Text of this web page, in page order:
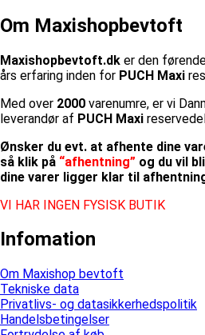
Om Maxishopbevtoft
Maxishopbevtoft.dk er den
års erfaring inden for PUCH Maxi
Med over 2000 varenumre, er vi
leverandør af PUCH Maxi
Ønsker du evt. at afhente dine
så klik på “afhentning” og du vil
dine varer ligger klar til
VI HAR INGEN FYSISK BUTIK
Infomation
Om Maxishop bevtoft
Tekniske data
Privatlivs- og datasikkerhedspolitik
Handelsbetingelser